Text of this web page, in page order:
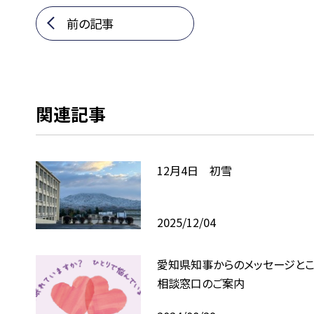
前の記事
関連記事
12月4日 初雪
2025/12/04
愛知県知事からのメッセージと
相談窓口のご案内